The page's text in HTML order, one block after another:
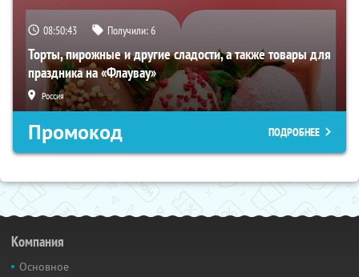
08:50:42 Получили:6
Торты, пирожные и другие сладости, а также товары для
праздника на «Флаувау»
Россия
Промокод ПОДРОБНЕЕ
Компания
Основное